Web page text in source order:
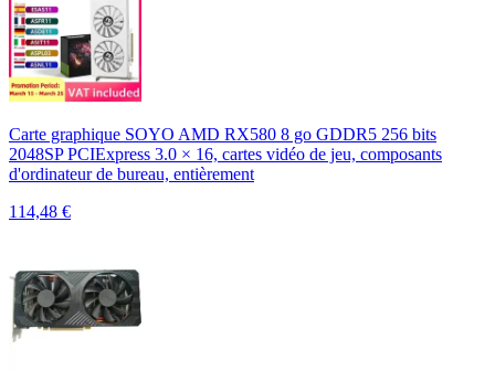
Carte graphique SOYO AMD RX580 8 go GDDR5 256 bits
2048SP PCIExpress 3.0 × 16, cartes vidéo de jeu, composants
d'ordinateur de bureau, entièrement
114,48 €